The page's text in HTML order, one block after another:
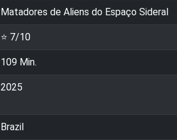
Matadores de Aliens do Espaço Sideral
⭐ 7/10
109 Min.
2025
Brazil